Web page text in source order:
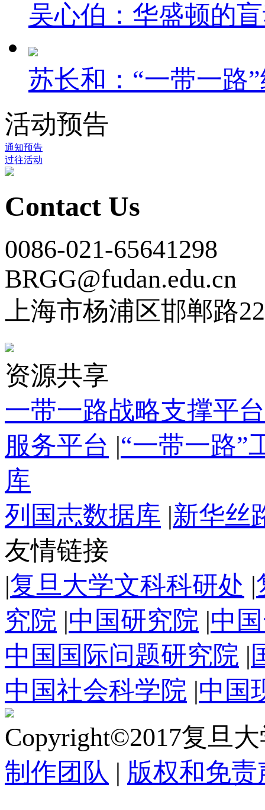
吴心伯：华盛顿的
苏长和：“一带一路
活动预告
通知预告
过往活动
Contact Us
0086-021-65641298
BRGG@fudan.edu.cn
上海市杨浦区邯郸路
资源共享
一带一路战略支撑平台
服务平台 |“一带一路”
库
列国志数据库 |新华丝
友情链接
|复旦大学文科科研处 |
究院 |中国研究院 |中
中国国际问题研究院 |
中国社会科学院 |中国
Copyright©2017复旦
制作团队 | 版权和免责